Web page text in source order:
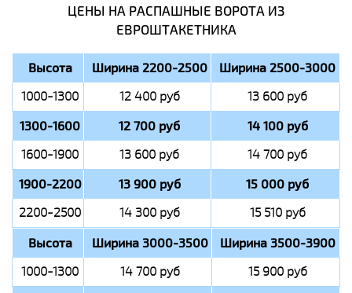
ЦЕНЫ НА РАСПАШНЫЕ ВОРОТА ИЗ
ЕВРОШТАКЕТНИКА
Высота Ширина 2200-2500 Ширина 2500-3000
1000-1300 12 400 руб 13 600 руб
1300-1600 12 700 руб 14 100 руб
1600-1900 13 600 руб 14 700 руб
1900-2200 13 900 руб 15 000 руб
2200-2500 14 300 руб 15 510 руб
Высота Ширина 3000-3500 Ширина 3500-3900
1000-1300 14 700 руб 15 900 руб